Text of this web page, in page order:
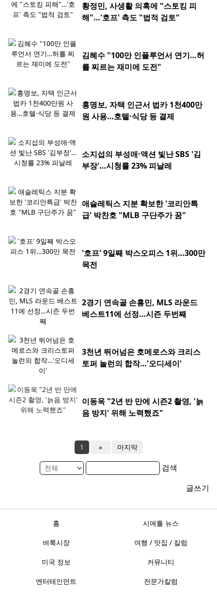
황정민, 사생활 의혹에 "스토킹 피
해"…'호프' 측도 "법적 검토"
김혜수 "100만 인플루언서 연기…허
를 찌르는 재미에 도전"
홍명보, 자택 인근서 법카 1천400만
원 사용…호텔·식당 등 결제
소지섭의 부성애·액션 빛난 SBS '김
부장'…시청률 23% 피날레
애슬레틱스 지분 확보한 '코리안특
급' 박찬호 "MLB 구단주가 꿈"
'호프' 9일째 박스오피스 1위…300만
목전
2경기 연속골 손흥민, MLS 라운드
베스트11에 선정…시즌 두번째
3천년 뛰어넘은 호메로스와 크리스
토퍼 놀런의 합작…'오디세이'
이동욱 "2년 반 만에 시즌2 촬영, '늙
음 방지' 위해 노력했죠"
1 » 마지막
검색
글쓰기
홈 시애틀 뉴스
벼룩시장 여행 / 맛집 / 칼럼
미국 정보 커뮤니티
엔터테인먼트 전문가칼럼